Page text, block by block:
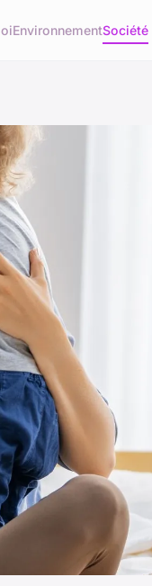
EnvironnementSociété